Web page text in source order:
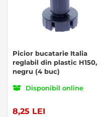
Picior bucatarie Italia
reglabil din plastic H150,
negru (4 buc)
Disponibil online
8,25 LEI